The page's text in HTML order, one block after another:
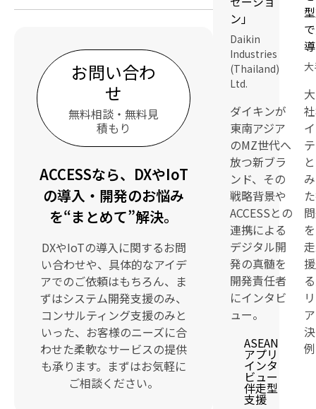
お問い合わ
せ
無料相談・無料見
積もり
ACCESSなら、DXやIoT
の導入・開発のお悩み
を“まとめて”解決。
DXやIoTの導入に関するお問
い合わせや、具体的なアイデ
アでのご依頼はもちろん、ま
ずはシステム開発支援のみ、
コンサルティング支援のみと
いった、お客様のニーズに合
わせた柔軟なサービスの提供
も承ります。まずはお気軽に
ご相談ください。
ン」
Daikin
Industries
(Thailand)
Ltd.
ダイキンが
東南アジア
のMZ世代へ
放つ新ブラ
ンド、その
戦略背景や
ACCESSとの
連携による
デジタル開
発の真髄を
開発責任者
にインタビ
ュー。
ASEAN
アプリ
インタ
ビュー
伴走型
支援